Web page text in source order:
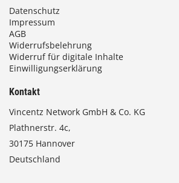
Datenschutz
Impressum
AGB
Widerrufsbelehrung
Widerruf für digitale Inhalte
Einwilligungserklärung
Kontakt
Vincentz Network GmbH & Co. KG
Plathnerstr. 4c,
30175 Hannover
Deutschland